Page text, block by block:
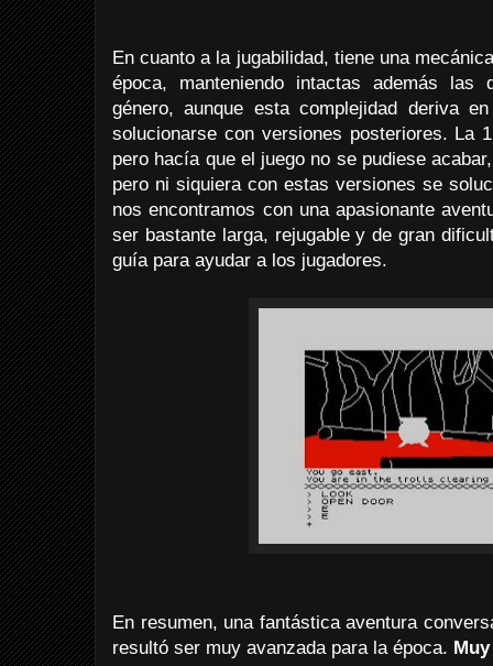
En cuanto a la jugabilidad, tiene una
época, manteniendo intactas además las
género, aunque esta complejidad deriva
solucionarse con versiones posteriores. La
pero hacía que el juego no se pudiese
pero ni siquiera con estas versiones se
nos encontramos con una apasionante
ser bastante larga, rejugable y de gran
guía para ayudar a los jugadores.
En resumen, una fantástica aventura
resultó ser muy avanzada para la época.